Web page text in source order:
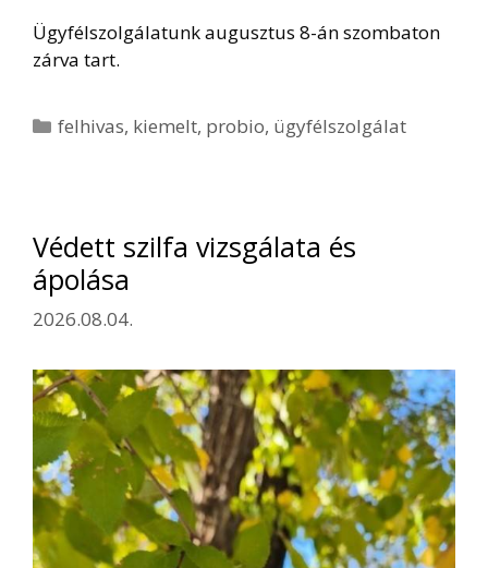
Ügyfélszolgálatunk augusztus 8-án szombaton
zárva tart.
Kategória
felhivas, kiemelt, probio, ügyfélszolgálat
Védett szilfa vizsgálata és
ápolása
2026.08.04.